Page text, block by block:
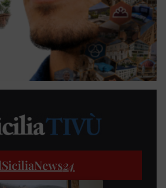
24